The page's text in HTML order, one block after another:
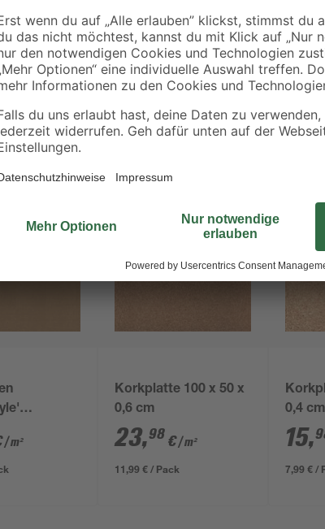
Verrutschen von
selbstklebender
braun 10,5
/ m²
Korkplatte 100 x 50 x
0,6 cm
23,98 €/ m²
11,99 € / Pack
0,4 cm
15,
7,99 € /